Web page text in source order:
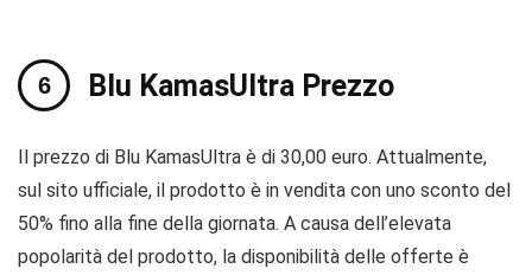
Blu KamasUltra Prezzo
Il prezzo di Blu KamasUltra è di 30,00 euro. Attualmente,
sul sito ufficiale, il prodotto è in vendita con uno sconto del
50% fino alla fine della giornata. A causa dell’elevata
popolarità del prodotto, la disponibilità delle offerte è